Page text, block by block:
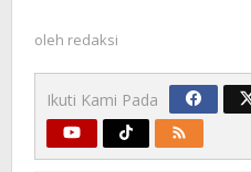
oleh redaksi
Ikuti Kami Pada